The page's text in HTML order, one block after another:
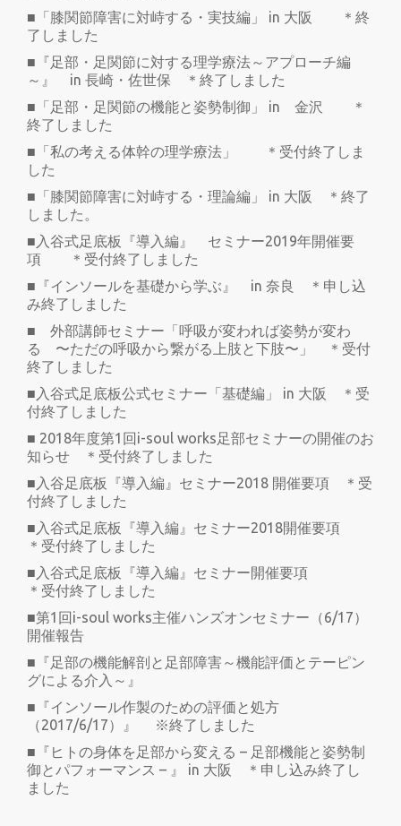
■「膝関節障害に対峙する・実技編」 in 大阪 ＊終
了しました
■『足部・足関節に対する理学療法～アプローチ編
～』 in 長崎・佐世保 ＊終了しました
■「足部・足関節の機能と姿勢制御」 in 金沢 ＊
終了しました
■「私の考える体幹の理学療法」 ＊受付終了しま
した
■「膝関節障害に対峙する・理論編」 in 大阪 ＊終了
しました。
■入谷式足底板『導入編』 セミナー2019年開催要
項 ＊受付終了しました
■『インソールを基礎から学ぶ』 in 奈良 ＊申し込
み終了しました
■ 外部講師セミナー「呼吸が変われば姿勢が変わ
る 〜ただの呼吸から繋がる上肢と下肢〜」 ＊受付
終了しました
■入谷式足底板公式セミナー「基礎編」 in 大阪 ＊受
付終了しました
■ 2018年度第1回i-soul works足部セミナーの開催のお
知らせ ＊受付終了しました
■入谷足底板『導入編』セミナー2018 開催要項 ＊受
付終了しました
■入谷式足底板『導入編』セミナー2018開催要項
＊受付終了しました
■入谷式足底板『導入編』セミナー開催要項
＊受付終了しました
■第1回i-soul works主催ハンズオンセミナー（6/17）
開催報告
■『足部の機能解剖と足部障害～機能評価とテーピン
グによる介入～』
■『インソール作製のための評価と処方
（2017/6/17）』 ※終了しました
■『ヒトの身体を足部から変える – 足部機能と姿勢制
御とパフォーマンス – 』 in 大阪 ＊申し込み終了し
ました